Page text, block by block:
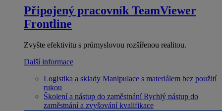
Připojený pracovník TeamViewer
Frontline
Zvyšte efektivitu s průmyslovou rozšířenou realitou.
Další informace
Logistika a sklady Manipulace s materiálem bez použití
rukou
Školení a nástup do zaměstnání Rychlý nástup do
zaměstnání a zvyšování kvalifikace